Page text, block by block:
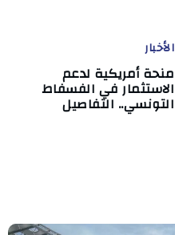
الأخبار
منحة أمريكية لدعم
الاستثمار في الفسفاط
التونسي.. التفاصيل